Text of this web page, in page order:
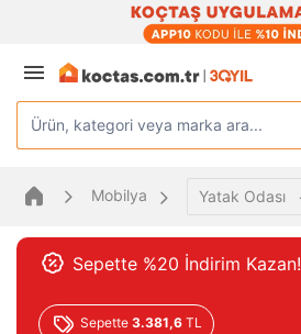
Ürün, kategori veya marka ara...
Mobilya Yatak Odası
Sepette %20 İndirim Kazan!
Sepette 3.381,6 TL